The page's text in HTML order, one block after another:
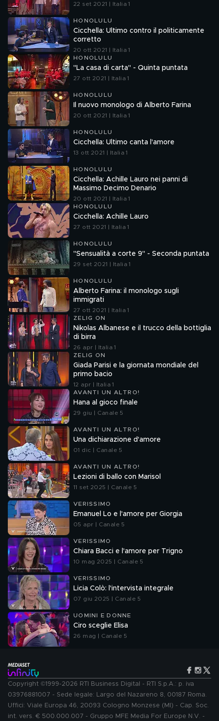
22 set 2021 | Italia 1
HONOLULU
Cicchella: Ultimo contro il politicamente
corretto
20 ott 2021 | Italia 1
HONOLULU
"La casa di carta" - Quinta puntata
27 ott 2021 | Italia 1
HONOLULU
Il nuovo monologo di Alberto Farina
20 ott 2021 | Italia 1
HONOLULU
Cicchella: Ultimo canta l'amore
13 ott 2021 | Italia 1
HONOLULU
Cicchella: Achille Lauro nei panni di
Massimo Decimo Denario
20 ott 2021 | Italia 1
HONOLULU
Cicchella: Achille Lauro
27 ott 2021 | Italia 1
HONOLULU
"Sensualità a corte 9" - Seconda puntata
29 set 2021 | Italia 1
HONOLULU
Alberto Farina: il monologo sugli
immigrati
27 ott 2021 | Italia 1
ZELIG ON
Nikolas Albanese e il trucco della bottiglia
di birra
26 apr | Italia 1
ZELIG ON
Giada Parisi e la giornata mondiale del
primo bacio
12 apr | Italia 1
AVANTI UN ALTRO!
Hana al gioco finale
29 giu | Canale 5
AVANTI UN ALTRO!
Una dichiarazione d'amore
01 dic | Canale 5
AVANTI UN ALTRO!
Lezioni di ballo con Marisol
11 set 2025 | Canale 5
VERISSIMO
Emanuel Lo e l'amore per Giorgia
05 apr | Canale 5
VERISSIMO
Chiara Bacci e l'amore per Trigno
10 mag 2025 | Canale 5
VERISSIMO
Licia Colò: l'intervista integrale
07 giu 2025 | Canale 5
UOMINI E DONNE
Ciro sceglie Elisa
26 mag | Canale 5
Copyright ©1999-2026 RTI Business Digital - RTI S.p.A.: p. iva
03976881007 - Sede legale: Largo del Nazareno 8, 00187 Roma.
Uffici: Viale Europa 46, 20093 Cologno Monzese (MI) - Cap. Soc.
int. vers. € 500.000.007 - Gruppo MFE Media For Europe N.V. -